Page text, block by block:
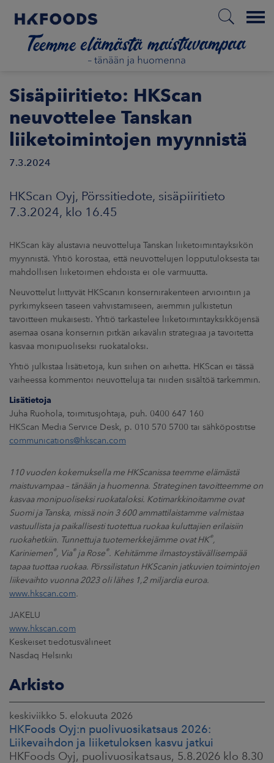
Menu
ETUSIVU
UUTISHUONE
Sisäpiiritieto: HKScan
neuvottelee Tanskan
liiketoimintojen myynnistä
7.3.2024
HKScan Oyj, Pörssitiedote, sisäpiiritieto
7.3.2024, klo 16.45
HKScan käy alustavia neuvotteluja Tanskan liiketoimintayksikön
myynnistä. Yhtiö korostaa, että neuvottelujen lopputuloksesta tai
mahdollisen liiketoimen ehdoista ei ole varmuutta.
Neuvottelut liittyvät HKScanin konsernirakenteen arviointiin ja
pyrkimykseen taseen vahvistamiseen, aiemmin julkistetun
tavoitteen mukaisesti. Yhtiö tarkastelee liiketoimintayksikköjensä
asemaa osana konsernin pitkän aikavälin strategiaa ja tavoitetta
kasvaa monipuoliseksi ruokataloksi.
Yhtiö julkistaa lisätietoja, kun siihen on aihetta. HKScan ei tässä
vaiheessa kommentoi neuvotteluja tai niiden sisältöä tarkemmin.
Lisätietoja
Juha Ruohola, toimitusjohtaja, puh. 0400 647 160
HKScan Media Service Desk, p. 010 570 5700 tai sähköpostitse
communications@hkscan.com
110 vuoden kokemuksella me HKScanissa teemme elämästä
maistuvampaa – tänään ja huomenna. Strateginen tavoitteemme on
kasvaa monipuoliseksi ruokataloksi. Kotimarkkinoitamme ovat
Suomi ja Tanska, missä noin 3 600 ammattilaistamme valmistaa
vastuullista ja paikallisesti tuotettua ruokaa kuluttajien erilaisiin
ruokahetkiin. Tunnettuja tuotemerkkejämme ovat HK®,
Kariniemen®, Via®ja Rose®. Kehitämme ilmastoystävällisempää
tapaa tuottaa ruokaa. Pörssilistatun HKScanin jatkuvien toimintojen
liikevaihto vuonna 2023 oli lähes 1,2 miljardia euroa.
www.hkscan.com
JAKELU
www.hkscan.com
Keskeiset tiedotusvälineet
Nasdaq Helsinki
Arkisto
keskiviikko 5. elokuuta 2026
HKFoods Oyj:n puolivuosikatsaus 2026:
Liikevaihdon ja liiketuloksen kasvu jatkui
HKFoods Oyj, puolivuosikatsaus, 5.8.2026 klo 8.30